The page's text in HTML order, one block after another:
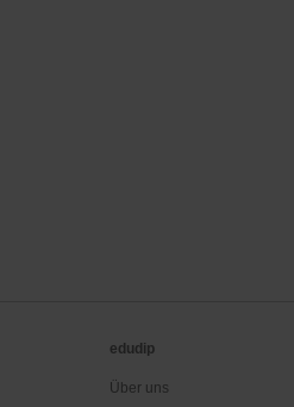
edudip
Über uns